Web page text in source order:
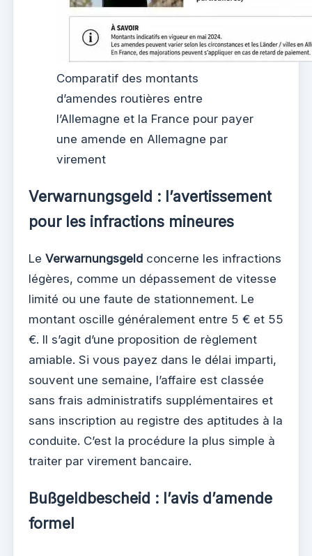
Comparatif des montants
d’amendes routières entre
l’Allemagne et la France pour payer
une amende en Allemagne par
virement
Verwarnungsgeld : l’avertissement
pour les infractions mineures
Le Verwarnungsgeld concerne les infractions
légères, comme un dépassement de vitesse
limité ou une faute de stationnement. Le
montant oscille généralement entre 5 € et 55
€. Il s’agit d’une proposition de règlement
amiable. Si vous payez dans le délai imparti,
souvent une semaine, l’affaire est classée
sans frais administratifs supplémentaires et
sans inscription au registre des aptitudes à la
conduite. C’est la procédure la plus simple à
traiter par virement bancaire.
Bußgeldbescheid : l’avis d’amende
formel